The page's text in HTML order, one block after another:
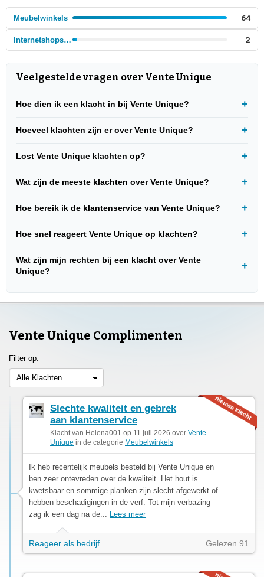
Meubelwinkels 64
Internetshops - Meubels 2
Veelgestelde vragen over Vente Unique
Hoe dien ik een klacht in bij Vente Unique?
Hoeveel klachten zijn er over Vente Unique?
Lost Vente Unique klachten op?
Wat zijn de meeste klachten over Vente Unique?
Hoe bereik ik de klantenservice van Vente Unique?
Hoe snel reageert Vente Unique op klachten?
Wat zijn mijn rechten bij een klacht over Vente
Unique?
Vente Unique Complimenten
Filter op:
Alle Klachten
Slechte kwaliteit en gebrek
aan klantenservice
Klacht van Helena001 op 11 juli 2026 over Vente
Unique in de categorie Meubelwinkels
Ik heb recentelijk meubels besteld bij Vente Unique en
ben zeer ontevreden over de kwaliteit. Het hout is
kwetsbaar en sommige planken zijn slecht afgewerkt of
hebben beschadigingen in de verf. Tot mijn verbazing
zag ik een dag na de... Lees meer
Reageer als bedrijf Gelezen 91